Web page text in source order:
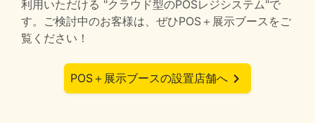
利用いただける "クラウド型のPOSレジシステム"で
す。ご検討中のお客様は、ぜひPOS＋展示ブースをご
覧ください！
POS＋展示ブースの設置店舗へ keyboard_arrow_right